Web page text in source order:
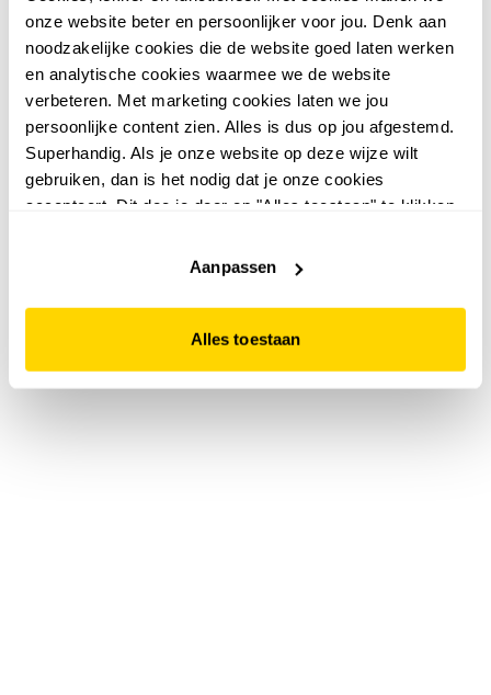
onze website beter en persoonlijker voor jou. Denk aan
noodzakelijke cookies die de website goed laten werken
en analytische cookies waarmee we de website
verbeteren. Met marketing cookies laten we jou
persoonlijke content zien. Alles is dus op jou afgestemd.
Superhandig. Als je onze website op deze wijze wilt
gebruiken, dan is het nodig dat je onze cookies
accepteert. Dit doe je door op "Alles toestaan" te klikken.
website niet optimaal functioneert.
Aanpassen
Alles toestaan